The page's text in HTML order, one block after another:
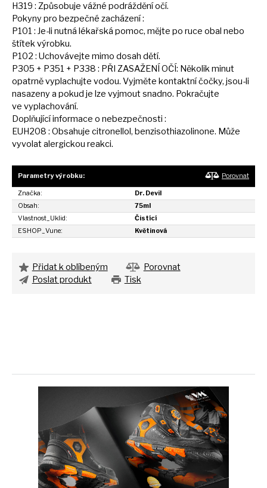
H319 : Způsobuje vážné podráždění očí.
Pokyny pro bezpečné zacházení :
P101 : Je-li nutná lékařská pomoc, mějte po ruce obal nebo
štítek výrobku.
P102 : Uchovávejte mimo dosah dětí.
P305 + P351 + P338 : PŘI ZASAŽENÍ OČÍ: Několik minut
opatrně vyplachujte vodou. Vyjměte kontaktní čočky, jsou-li
nasazenya pokud je lze vyjmout snadno. Pokračujte
ve vyplachování.
Doplňující informace o nebezpečnosti :
EUH208 : Obsahuje citronellol, benzisothiazolinone. Může
vyvolat alergickou reakci.
Parametry výrobku: Porovnat
Značka:
Dr. Devil
Obsah:
75ml
Vlastnost_Uklid:
Čistící
ESHOP_Vune:
Květinová
Přidat k oblíbeným
Porovnat
Poslat produkt
Tisk